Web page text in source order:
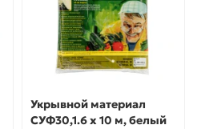
Укрывной материал
СУФ30,1.6 х 10 м, белый